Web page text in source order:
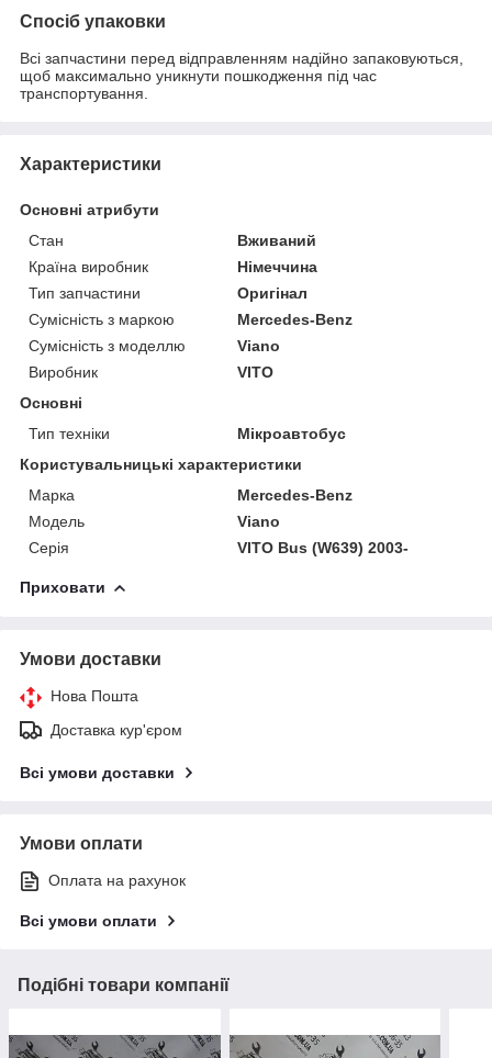
Спосіб упаковки
Всі запчастини перед відправленням надійно запаковуються,
щоб максимально уникнути пошкодження під час
транспортування.
Характеристики
Основні атрибути
Стан
Вживаний
Країна виробник
Німеччина
Тип запчастини
Оригінал
Сумісність з маркою
Mercedes-Benz
Сумісність з моделлю
Viano
Виробник
VITO
Основні
Тип техніки
Мікроавтобус
Користувальницькі характеристики
Марка
Mercedes-Benz
Модель
Viano
Серія
VITO Bus (W639) 2003-
Приховати
Умови доставки
Нова Пошта
Доставка кур'єром
Всі умови доставки
Умови оплати
Оплата на рахунок
Всі умови оплати
Подібні товари компанії